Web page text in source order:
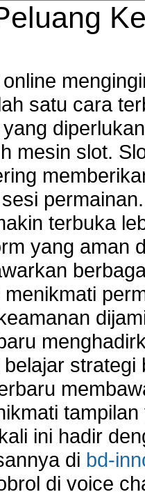
satu cara
mesin slot.
terbuka
yang aman
ini hadir
di bd-
di voice